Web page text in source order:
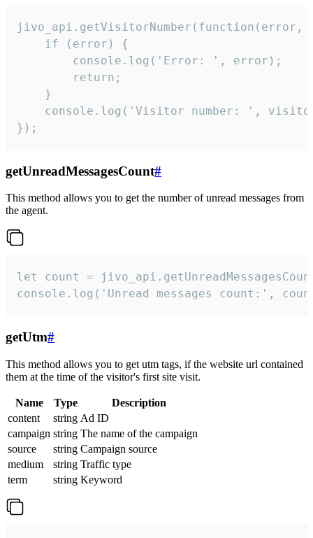
jivo_api.getVisitorNumber(function(error,
    if (error) {
        console.log('Error: ', error);
        return;
    }
console.log('Visitor number: ',
});
getUnreadMessagesCount#
This method allows you to get the number of unread messages from
the agent.
let count =
console.log('Unread messages count:',
getUtm#
This method allows you to get utm tags, if the website url contained
them at the time of the visitor's first site visit.
Name Type
Description
content
string Ad ID
campaign string The name of the campaign
source
string Campaign source
medium
string Traffic type
term
string Keyword